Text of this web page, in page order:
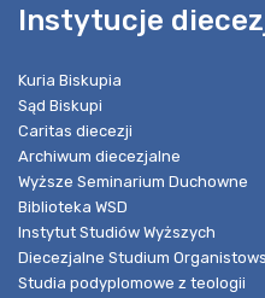
Instytucje
Kuria Biskupia
Sąd Biskupi
Caritas diecezji
Archiwum diecezjalne
Wyższe Seminarium Duchowne
Biblioteka WSD
Instytut Studiów Wyższych
Diecezjalne Studium
Studia podyplomowe z teologii